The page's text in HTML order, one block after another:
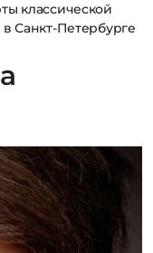
классической
Санкт-Петербурге